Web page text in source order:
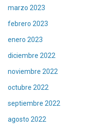
marzo 2023
febrero 2023
enero 2023
diciembre 2022
noviembre 2022
octubre 2022
septiembre 2022
agosto 2022